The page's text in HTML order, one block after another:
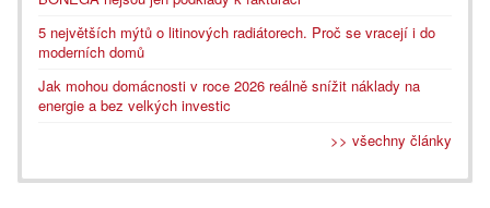
5 největších mýtů o litinových radiátorech. Proč se vracejí i do
moderních domů
Jak mohou domácnosti v roce 2026 reálně snížit náklady na
energie a bez velkých investic
>> všechny články